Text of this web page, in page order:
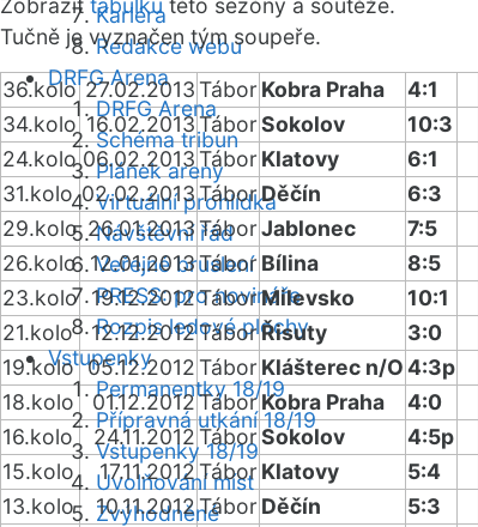
Kariéra
Redakce webu
DRFG Arena
DRFG Arena
Schéma tribun
Plánek areny
Virtuální prohlídka
Návštěvní řád
Veřejné bruslení
PRESS: pro novináře
Rozpis ledové plochy
Vstupenky
Permanentky 18/19
Přípravná utkání 18/19
Vstupenky 18/19
Uvolňování míst
Zvýhodněné
Zobrazit tabulku této sezóny a soutěže.
Tučně je vyznačen tým soupeře.
36.kolo 27.02.2013Tábor Kobra Praha
4:1
34.kolo 16.02.2013TáborSokolov
10:3
24.kolo 06.02.2013Tábor Klatovy
6:1
31.kolo 02.02.2013TáborDěčín
6:3
29.kolo 26.01.2013TáborJablonec
7:5
26.kolo 12.01.2013Tábor Bílina
8:5
23.kolo 19.12.2012TáborMilevsko
10:1
21.kolo
12.12.2012TáborŘisuty
3:0
19.kolo 05.12.2012Tábor Klášterec n/O4:3p
18.kolo
01.12.2012TáborKobra Praha
4:0
16.kolo
24.11.2012TáborSokolov
4:5p
15.kolo
17.11.2012Tábor Klatovy
5:4
13.kolo
10.11.2012Tábor Děčín
5:3